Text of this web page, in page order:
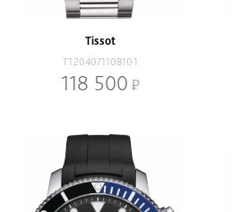
Tissot
T1204071108101
118 500